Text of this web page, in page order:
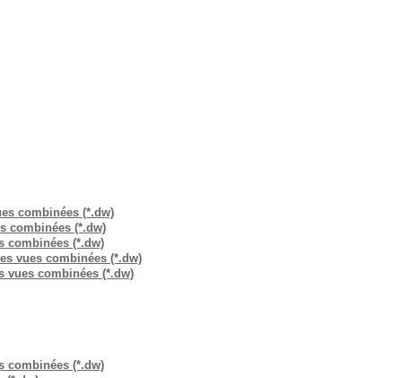
combinées (*.dw)
combinées (*.dw)
combinées (*.dw)
vues combinées (*.dw)
vues combinées (*.dw)
combinées (*.dw)